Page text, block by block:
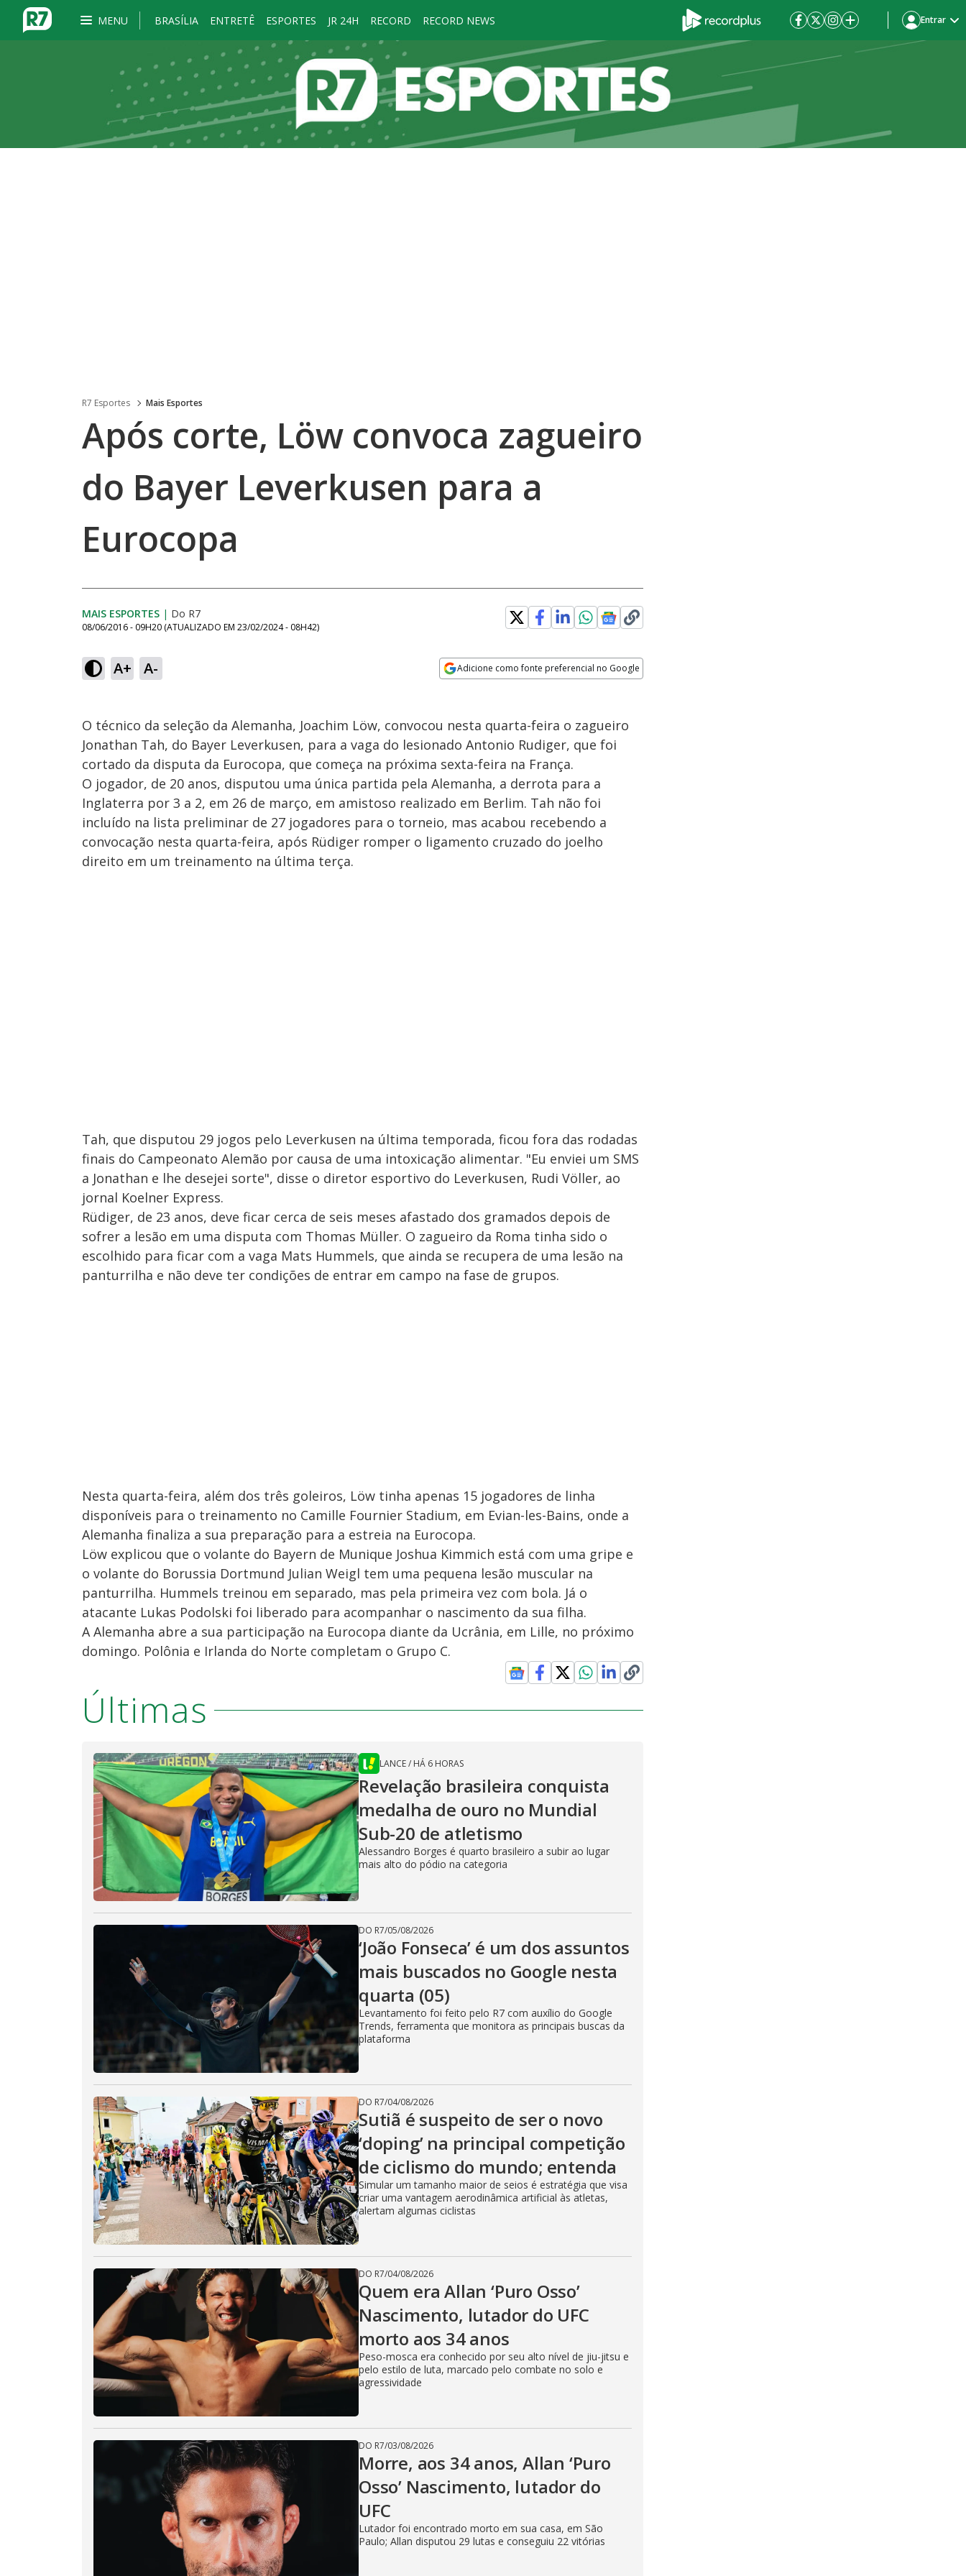
MENU BRASÍLIA ENTRETÊ ESPORTES JR 24H RECORD RECORD NEWS Entrar
R7 Esportes Mais Esportes
Após corte, Löw convoca zagueiro
do Bayer Leverkusen para a
Eurocopa
MAIS ESPORTES | Do R7
08/06/2016 - 09H20 (ATUALIZADO EM 23/02/2024 - 08H42)
A+ A- Adicione como fonte preferencial no Google
O técnico da seleção da Alemanha, Joachim Löw, convocou nesta quarta-feira o zagueiro
Jonathan Tah, do Bayer Leverkusen, para a vaga do lesionado Antonio Rudiger, que foi
cortado da disputa da Eurocopa, que começa na próxima sexta-feira na França.
O jogador, de 20 anos, disputou uma única partida pela Alemanha, a derrota para a
Inglaterra por 3 a 2, em 26 de março, em amistoso realizado em Berlim. Tah não foi
incluído na lista preliminar de 27 jogadores para o torneio, mas acabou recebendo a
convocação nesta quarta-feira, após Rüdiger romper o ligamento cruzado do joelho
direito em um treinamento na última terça.
Tah, que disputou 29 jogos pelo Leverkusen na última temporada, ficou fora das rodadas
finais do Campeonato Alemão por causa de uma intoxicação alimentar. "Eu enviei um SMS
a Jonathan e lhe desejei sorte", disse o diretor esportivo do Leverkusen, Rudi Völler, ao
jornal Koelner Express.
Rüdiger, de 23 anos, deve ficar cerca de seis meses afastado dos gramados depois de
sofrer a lesão em uma disputa com Thomas Müller. O zagueiro da Roma tinha sido o
escolhido para ficar com a vaga Mats Hummels, que ainda se recupera de uma lesão na
panturrilha e não deve ter condições de entrar em campo na fase de grupos.
Nesta quarta-feira, além dos três goleiros, Löw tinha apenas 15 jogadores de linha
disponíveis para o treinamento no Camille Fournier Stadium, em Evian-les-Bains, onde a
Alemanha finaliza a sua preparação para a estreia na Eurocopa.
Löw explicou que o volante do Bayern de Munique Joshua Kimmich está com uma gripe e
o volante do Borussia Dortmund Julian Weigl tem uma pequena lesão muscular na
panturrilha. Hummels treinou em separado, mas pela primeira vez com bola. Já o
atacante Lukas Podolski foi liberado para acompanhar o nascimento da sua filha.
A Alemanha abre a sua participação na Eurocopa diante da Ucrânia, em Lille, no próximo
domingo. Polônia e Irlanda do Norte completam o Grupo C.
Últimas
LANCE/ HÁ 6 HORAS
Revelação brasileira conquista
medalha de ouro no Mundial
Sub-20 de atletismo
Alessandro Borges é quarto brasileiro a subir ao lugar
mais alto do pódio na categoria
DO R7/05/08/2026
‘João Fonseca’ é um dos assuntos
mais buscados no Google nesta
quarta (05)
Levantamento foi feito pelo R7 com auxílio do Google
Trends, ferramenta que monitora as principais buscas da
plataforma
DO R7/04/08/2026
Sutiã é suspeito de ser o novo
‘doping’ na principal competição
de ciclismo do mundo; entenda
Simular um tamanho maior de seios é estratégia que visa
criar uma vantagem aerodinâmica artificial às atletas,
alertam algumas ciclistas
DO R7/04/08/2026
Quem era Allan ‘Puro Osso’
Nascimento, lutador do UFC
morto aos 34 anos
Peso-mosca era conhecido por seu alto nível de jiu-jitsu e
pelo estilo de luta, marcado pelo combate no solo e
agressividade
DO R7/03/08/2026
Morre, aos 34 anos, Allan ‘Puro
Osso’ Nascimento, lutador do
UFC
Lutador foi encontrado morto em sua casa, em São
Paulo; Allan disputou 29 lutas e conseguiu 22 vitórias